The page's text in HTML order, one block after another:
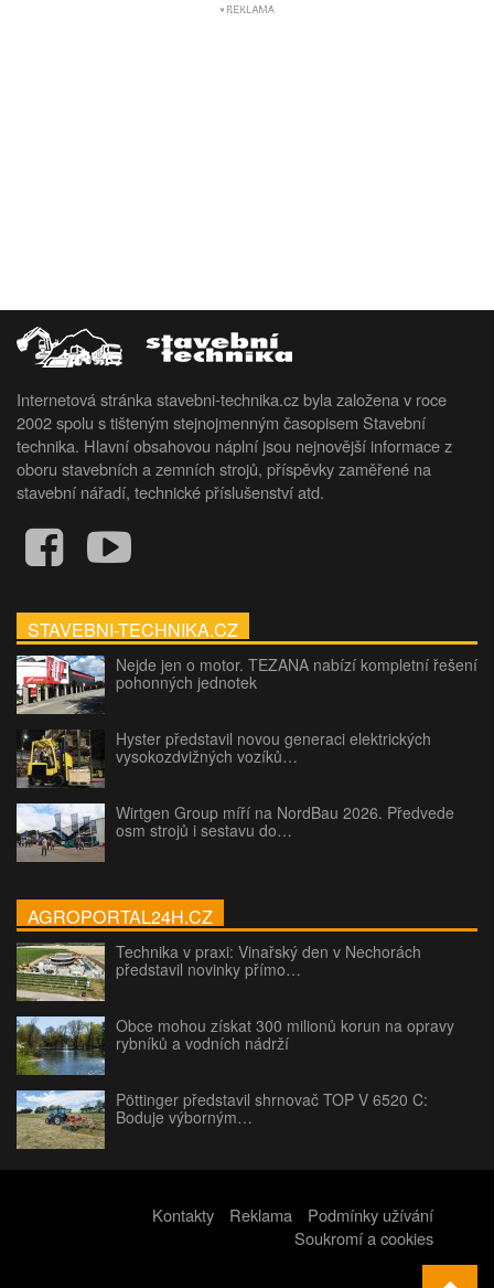
Internetová stránka stavebni-technika.cz byla založena v roce
2002 spolu s tišteným stejnojmenným časopisem Stavební
technika. Hlavní obsahovou náplní jsou nejnovější informace z
oboru stavebních a zemních strojů, příspěvky zaměřené na
stavební nářadí, technické příslušenství atd.
STAVEBNI-TECHNIKA.CZ
Nejde jen o motor. TEZANA nabízí kompletní řešení
pohonných jednotek
Hyster představil novou generaci elektrických
vysokozdvižných vozíků…
Wirtgen Group míří na NordBau 2026. Předvede
osm strojů i sestavu do…
AGROPORTAL24H.CZ
Technika v praxi: Vinařský den v Nechorách
představil novinky přímo…
Obce mohou získat 300 milionů korun na opravy
rybníků a vodních nádrží
Pöttinger představil shrnovač TOP V 6520 C:
Boduje výborným…
Kontakty Reklama
Podmínky užívání
Soukromí a cookies